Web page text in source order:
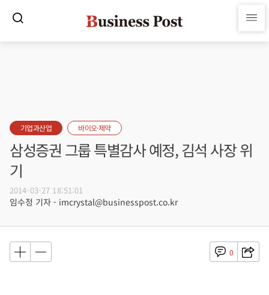
기업과산업 바이오·제약
삼성증권 그룹 특별감사 예정, 김석 사장 위
기
2014-03-27 18:51:01
임수정 기자 - imcrystal@businesspost.co.kr
0